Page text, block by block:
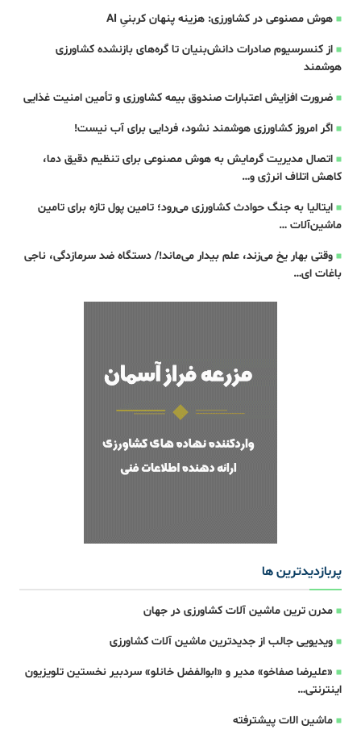
هوش مصنوعی در کشاورزی: هزینه پنهان کربنیِ AI
از کنسرسیوم صادرات دانش‌بنیان تا گره‌های بازنشده کشاورزی
هوشمند
ضرورت افزایش اعتبارات صندوق بیمه کشاورزی و تأمین امنیت غذایی
اگر امروز کشاورزی هوشمند نشود، فردایی برای آب نیست!
اتصال مدیریت گرمایش به هوش مصنوعی برای تنظیم دقیق دما،
کاهش اتلاف انرژی و…
ایتالیا به جنگ حوادث کشاورزی می‌رود؛ تامین پول تازه برای تامین
ماشین‌آلات …
وقتی بهار یخ می‌زند، علم بیدار می‌ماند!/ دستگاه ضد سرمازدگی، ناجی
باغات ای…
پربازدیدترین ها
مدرن ترین ماشین آلات کشاورزی در جهان
ویدیویی جالب از جدیدترین ماشین آلات کشاورزی
«علیرضا صفاخو» مدیر و «ابوالفضل خانلو» سردبیر نخستین تلویزیون
اینترنتی…
ماشین الات پیشترفته